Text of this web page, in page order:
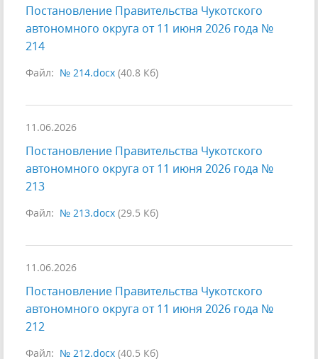
Постановление Правительства Чукотского
автономного округа от 11 июня 2026 года №
214
Файл: № 214.docx (40.8 Кб)
11.06.2026
Постановление Правительства Чукотского
автономного округа от 11 июня 2026 года №
213
Файл: № 213.docx (29.5 Кб)
11.06.2026
Постановление Правительства Чукотского
автономного округа от 11 июня 2026 года №
212
Файл: № 212.docx (40.5 Кб)